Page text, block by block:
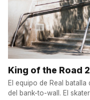
King of the Road
El equipo de Real
del bank-to-wall. El